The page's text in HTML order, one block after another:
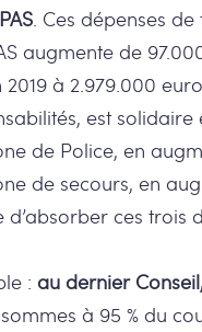
. Ces dépenses
augmente de
2019 à 2.979.000
est
de Police, en
de secours, en
d’absorber ces
: au dernier
à 95 % du